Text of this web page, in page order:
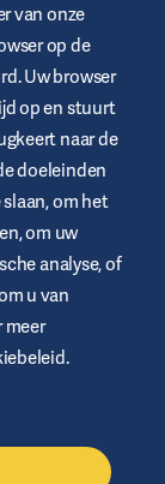
om
Het is
medische
van onze
op de
Uw browser
op en stuurt
naar de
doeleinden
om het
om uw
analyse, of
u van
meer